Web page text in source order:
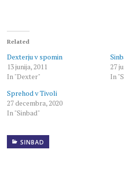
Related
Dexterju v spomin
13 junija, 2011
In "Dexter"
27
In
Sprehod v Tivoli
27 decembra, 2020
In "Sinbad"
SINBAD